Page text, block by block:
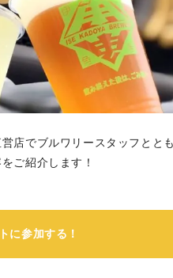
店でブルワリースタッフとと
ご紹介します！
に参加する！